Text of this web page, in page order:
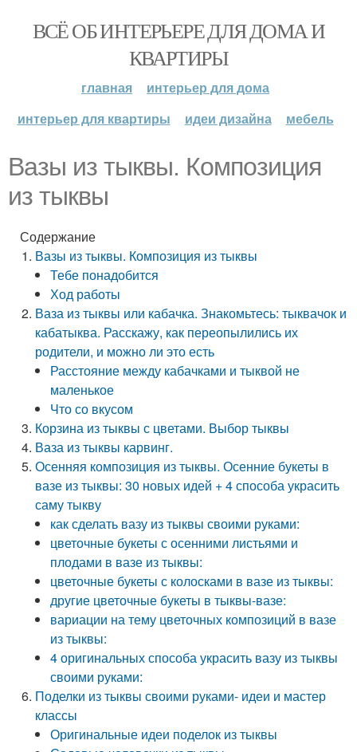
ВСЁ ОБ ИНТЕРЬЕРЕ ДЛЯ ДОМА И
КВАРТИРЫ
главная
интерьер для дома
интерьер для квартиры
идеи дизайна мебель
Вазы из тыквы. Композиция
из тыквы
Содержание
Вазы из тыквы. Композиция из тыквы
Тебе понадобится
Ход работы
Ваза из тыквы или кабачка. Знакомьтесь: тыквачок и
кабатыква. Расскажу, как переопылились их
родители, и можно ли это есть
Расстояние между кабачками и тыквой не
маленькое
Что со вкусом
Корзина из тыквы с цветами. Выбор тыквы
Ваза из тыквы карвинг.
Осенняя композиция из тыквы. Осенние букеты в
вазе из тыквы: 30 новых идей + 4 способа украсить
саму тыкву
как сделать вазу из тыквы своими руками:
цветочные букеты с осенними листьями и
плодами в вазе из тыквы:
цветочные букеты с колосками в вазе из тыквы:
другие цветочные букеты в тыквы-вазе:
вариации на тему цветочных композиций в вазе
из тыквы:
4 оригинальных способа украсить вазу из тыквы
своими руками:
Поделки из тыквы своими руками- идеи и мастер
классы
Оригинальные идеи поделок из тыквы